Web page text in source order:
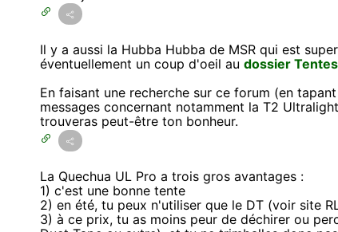
Il y a aussi la Hubba Hubba de MSR qui est
éventuellement un coup d'oeil au dossier
En faisant une recherche sur ce forum (en
messages concernant notamment la T2
trouveras peut-être ton bonheur.
La Quechua UL Pro a trois gros avantages :
1) c'est une bonne tente
2) en été, tu peux n'utiliser que le DT (voir site
3) à ce prix, tu as moins peur de déchirer ou